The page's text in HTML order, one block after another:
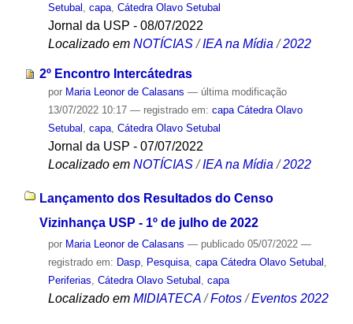
Setubal capa, Cátedra Olavo Setubal
Jornal da USP - 08/07/2022
Localizado em NOTÍCIAS /IEA na Mídia /2022
2º Encontro Intercátedras
por Maria Leonor de Calasans — última modificação
13/07/2022 10:17 — registrado em: capa Cátedra Olavo
Setubal , capa, Cátedra Olavo Setubal
Jornal da USP - 07/07/2022
Localizado em NOTÍCIAS /IEA na Mídia /2022
Lançamento dos Resultados do Censo
Vizinhança USP - 1º de julho de 2022
por Maria Leonor de Calasans — publicado05/07/2022 —
registrado em: Dasp, Pesquisa, capa Cátedra Olavo Setubal ,
Periferias, Cátedra Olavo Setubal , capa
Localizado em MIDIATECA /Fotos /Eventos 2022